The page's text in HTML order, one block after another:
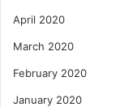
April 2020
March 2020
February 2020
January 2020